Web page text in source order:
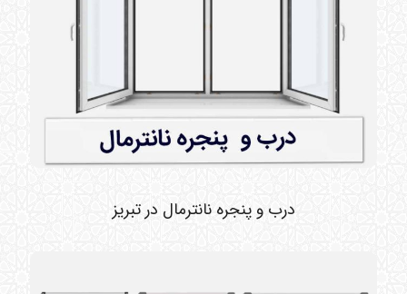
درب و پنجره نانترمال در تبریز